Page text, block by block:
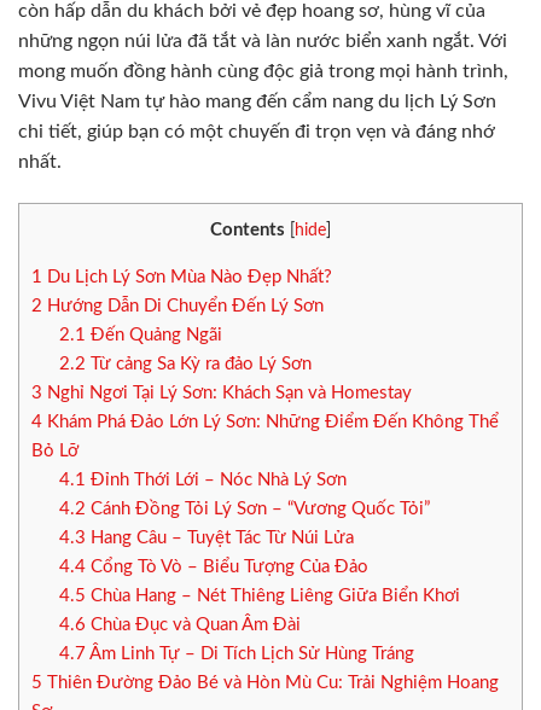
còn hấp dẫn du khách bởi vẻ đẹp hoang sơ, hùng vĩ của
những ngọn núi lửa đã tắt và làn nước biển xanh ngắt. Với
mong muốn đồng hành cùng độc giả trong mọi hành trình,
Vivu Việt Nam tự hào mang đến cẩm nang du lịch Lý Sơn
chi tiết, giúp bạn có một chuyến đi trọn vẹn và đáng nhớ
nhất.
Contents hide
1
Du Lịch Lý Sơn Mùa Nào Đẹp Nhất?
2 Hướng Dẫn Di Chuyển Đến Lý Sơn
2.1 Đến Quảng Ngãi
2.2 Từ cảng Sa Kỳ ra đảo Lý Sơn
3 Nghỉ Ngơi Tại Lý Sơn: Khách Sạn và Homestay
4 Khám Phá Đảo Lớn Lý Sơn: Những Điểm Đến Không Thể
Bỏ Lỡ
4.1 Đỉnh Thới Lới – Nóc Nhà Lý Sơn
4.2 Cánh Đồng Tỏi Lý Sơn – “Vương Quốc Tỏi”
4.3 Hang Câu – Tuyệt Tác Từ Núi Lửa
4.4Cổng Tò Vò – Biểu Tượng Của Đảo
4.5 Chùa Hang – Nét Thiêng Liêng Giữa Biển Khơi
4.6 Chùa Đục và Quan Âm Đài
4.7 Âm Linh Tự – Di Tích Lịch Sử Hùng Tráng
5 Thiên Đường Đảo Bé và Hòn Mù Cu: Trải Nghiệm Hoang